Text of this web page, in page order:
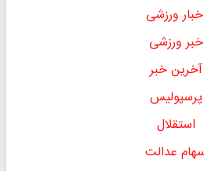
ورزشی
خبر ورزشی
آخرین خبر
پرسپولیس
استقلال
عدالت